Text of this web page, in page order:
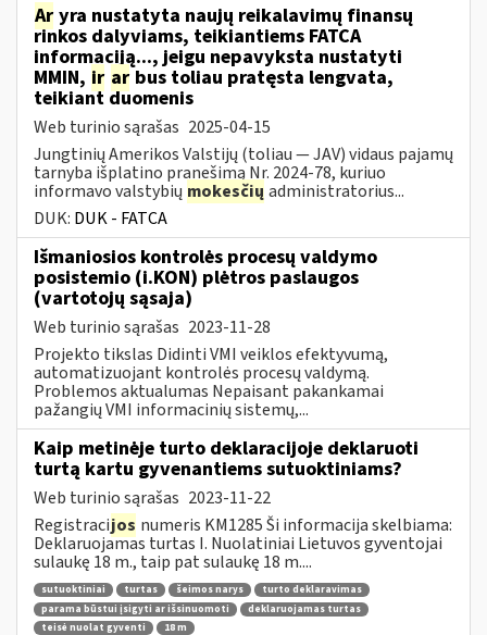
Ar yra nustatyta naujų reikalavimų finansų
rinkos dalyviams, teikiantiems FATCA
informaciją..., jeigu nepavyksta nustatyti
MMIN, ir ar bus toliau pratęsta lengvata,
teikiant duomenis
Web turinio sąrašas 2025-04-15
Jungtinių Amerikos Valstijų (toliau — JAV) vidaus pajamų
tarnyba išplatino pranešimą Nr. 2024-78, kuriuo
informavo valstybių mokesčių administratorius...
DUK: DUK - FATCA
Išmaniosios kontrolės procesų valdymo
posistemio (i.KON) plėtros paslaugos
(vartotojų sąsaja)
Web turinio sąrašas 2023-11-28
Projekto tikslas Didinti VMI veiklos efektyvumą,
automatizuojant kontrolės procesų valdymą.
Problemos aktualumas Nepaisant pakankamai
pažangių VMI informacinių sistemų,...
Kaip metinėje turto deklaracijoje deklaruoti
turtą kartu gyvenantiems sutuoktiniams?
Web turinio sąrašas 2023-11-22
Registracijos numeris KM1285 Ši informacija skelbiama:
Deklaruojamas turtas I. Nuolatiniai Lietuvos gyventojai
sulaukę 18 m., taip pat sulaukę 18 m....
sutuoktiniai turtas šeimos narys
turto deklaravimas
parama būstui įsigyti ar išsinuomoti
deklaruojamas turtas
teisė nuolat gyventi
18 m